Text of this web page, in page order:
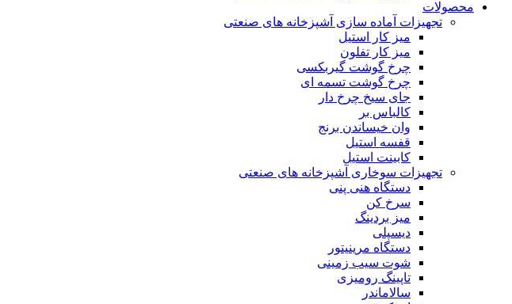
محصولات
تجهیزات آماده سازی آشپزخانه های صنعتی
میز کار استیل
میز کار تفلون
چرخ گوشت گیربکسی
چرخ گوشت تسمه ای
جای سیخ چرخ دار
کالباس بر
وان خیساندن برنج
قفسه استیل
کابینت استیل
تجهیزات سوخاری آشپزخانه های صنعتی
دستگاه هنی پنی
سرخ کن
میز بردینگ
دیسپلی
دستگاه مرینیتور
شوت سیب زمینی
تاپینگ رومیزی
سالاماندر